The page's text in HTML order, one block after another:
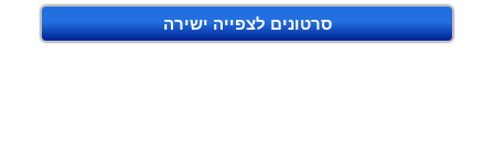
סרטונים לצפייה ישירה